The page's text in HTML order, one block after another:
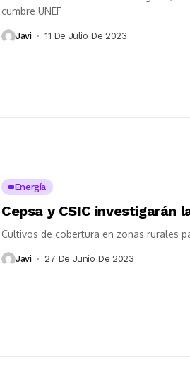
cumbre UNEF
Javi 11 De Julio De 2023
Energía
Cepsa y CSIC investigarán
Cultivos de cobertura en zonas rurales
Javi 27 De Junio De 2023